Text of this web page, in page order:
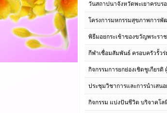
วันสถาปนาจังหวัดพะเยาครบร
โครงการมหกรรมสุขภาพการ
พิธีมอยกระเช้าของขวัญพระรา
กีฬาเชื่อมสัมพันธ์ ครอบครัวรั้ว
กิจกรรมการยกย่องเชิดชูเกียร
ประชุมวิชาการและการนำเส
กิจกรรม แบ่งปันชีวิต บริจาคโล